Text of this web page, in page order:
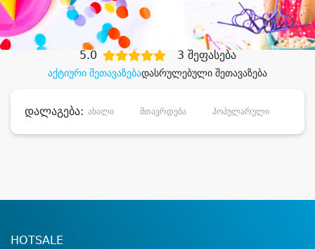
დიდი დანაზოგით
აქტიური შეთავაზებადასრულებული შეთავაზება
5.0 3 შეფასება
დალაგება: ახალი მთავრდება პოპულარული
HOTSALE